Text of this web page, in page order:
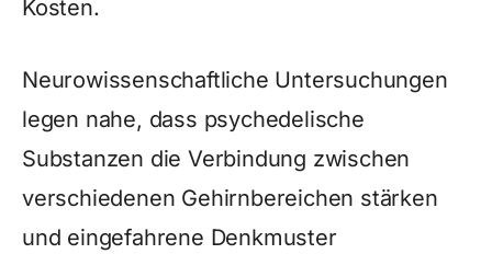
Kosten.
Neurowissenschaftliche Untersuchungen
legen nahe, dass psychedelische
Substanzen die Verbindung zwischen
verschiedenen Gehirnbereichen stärken
und eingefahrene Denkmuster